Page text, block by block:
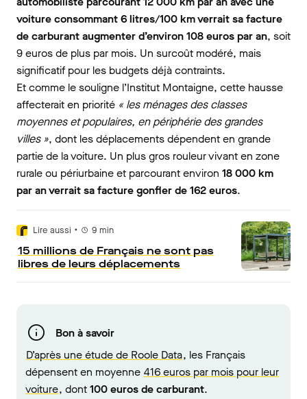
voiture consommant 6 litres/100 km verrait sa facture
de carburant augmenter d’environ 108 euros par an, soit
9 euros de plus par mois. Un surcoût modéré, mais
significatif pour les budgets déjà contraints.
Et comme le souligne l’Institut Montaigne, cette hausse
affecterait en priorité « les ménages des classes
moyennes et populaires, en périphérie des grandes
villes », dont les déplacements dépendent en grande
partie de la voiture. Un plus gros rouleur vivant en zone
rurale ou périurbaine et parcourant environ 18 000 km
par an verrait sa facture gonfler de 162 euros.
Lire aussi • 9 min
15 millions de Français ne sont pas
libres de leurs déplacements
Bon à savoir
D’après une étude de Roole Data, les Français
dépensent en moyenne 416 euros par mois pour leur
voiture, dont100 euros de carburant.